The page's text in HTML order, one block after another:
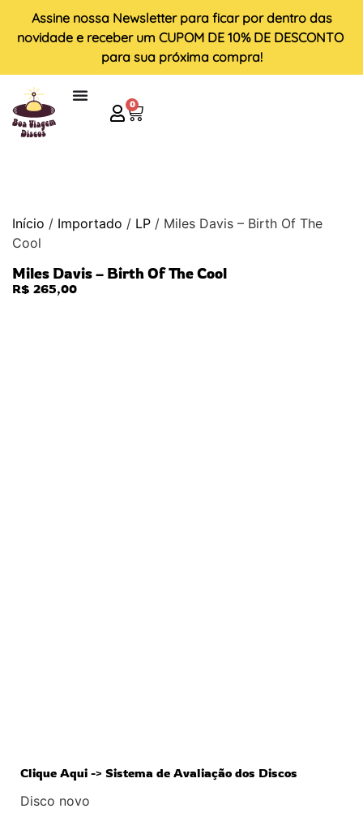
Assine nossa Newsletter para ficar por dentro das
novidade e receber um CUPOM DE 10% DE DESCONTO
para sua próxima compra!
0
Início / Importado / LP / Miles Davis – Birth Of The
Cool
Miles Davis – Birth Of The Cool
R$ 265,00
Clique Aqui -> Sistema de Avaliação dos Discos
Disco novo